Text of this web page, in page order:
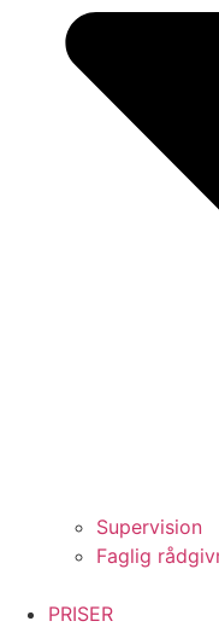
Supervision
Faglig
PRISER